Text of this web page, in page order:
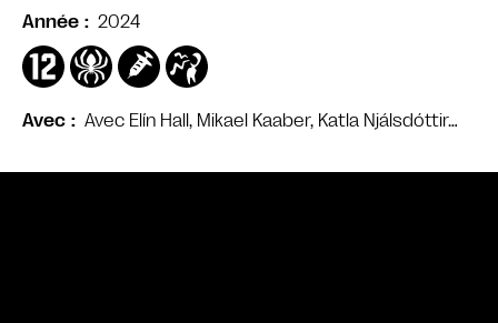
Avec Avec Elín Hall, Mikael Kaaber, Katla Njálsdóttir…
Année
2024